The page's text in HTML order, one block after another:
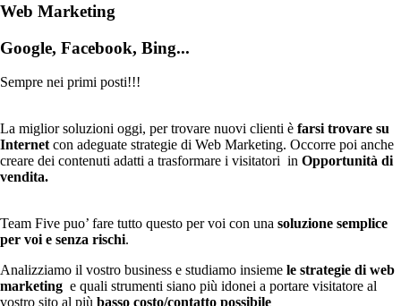
Web Marketing
Google, Facebook, Bing...
Sempre nei primi posti!!!
La miglior soluzioni oggi, per trovare nuovi clienti è farsi trovare su
Internetcon adeguate strategie di Web Marketing. Occorre poi anche
creare dei contenuti adatti a trasformare i visitatori in Opportunità di
vendita.
Team Five puo’ fare tutto questo per voi con una soluzione semplice
per voi e senza rischi.
Analizziamo il vostro business e studiamo insieme le strategie di web
marketing e quali strumenti siano più idonei a portare visitatore al
vostro sito al più basso costo/contatto possibile